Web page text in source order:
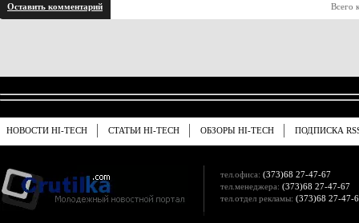
Оставить комментарий Всего
НОВОСТИ HI-TECH СТАТЬИ HI-TECH ОБЗОРЫ HI-TECH ПОДПИСКА
тел.офиса: (373)68 27-47-67
тел.менеджера: (373)68 27-47-67
тел.отдел рекламы: (373)68 27-47-